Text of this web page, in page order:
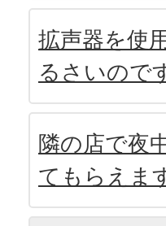
拡声器を使
るさいので
隣の店で夜
てもらえま